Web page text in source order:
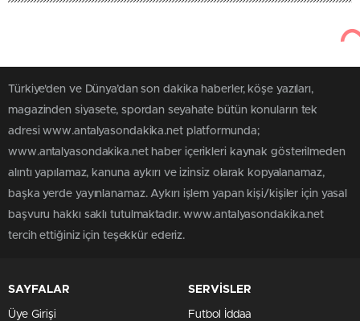
Türkiye'den ve Dünya’dan son dakika haberler, köşe yazıları,
magazinden siyasete, spordan seyahate bütün konuların tek
adresi www.antalyasondakika.net platformunda;
www.antalyasondakika.net haber içerikleri kaynak gösterilmeden
alıntı yapılamaz, kanuna aykırı ve izinsiz olarak kopyalanamaz,
başka yerde yayınlanamaz. Aykırı işlem yapan kişi/kişiler için yasal
başvuru hakkı saklı tutulmaktadır. www.antalyasondakika.net
tercih ettiğiniz için teşekkür ederiz.
SAYFALAR
Üye Girişi
SERVİSLER
Futbol İddaa